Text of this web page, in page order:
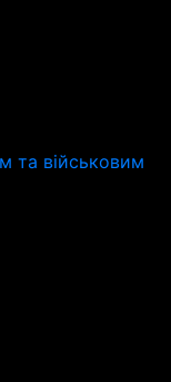
та військовим